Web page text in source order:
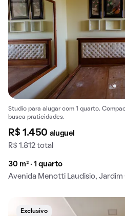
Studio para alugar com 1 quarto.
busca praticidades.
R$ 1.450 aluguel
R$ 1.812 total
30 m² · 1 quarto
Avenida Menotti Laudisio, Jardim
Exclusivo